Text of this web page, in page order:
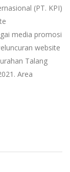
(PT. KPI)
media promosi
website
Talang
Area